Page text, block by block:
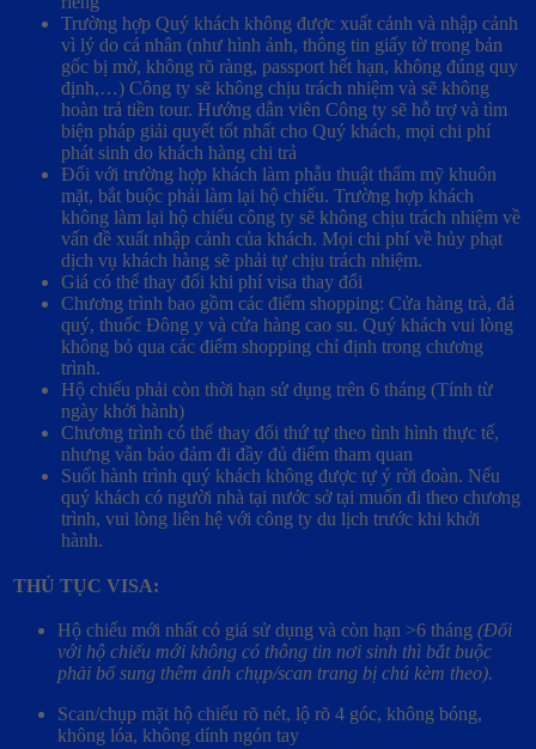
Trường hợp Quý khách không được xuất cảnh và nhập cảnh
vì lý do cá nhân (như hình ảnh, thông tin giấy tờ trong bản
gốc bị mờ, không rõ ràng, passport hết hạn, không đúng quy
định,…) Công ty sẽ không chịu trách nhiệm và sẽ không
hoàn trả tiền tour. Hướng dẫn viên Công ty sẽ hỗ trợ và tìm
biện pháp giải quyết tốt nhất cho Quý khách, mọi chi phí
phát sinh do khách hàng chi trả
Đối với trường hợp khách làm phẫu thuật thẩm mỹ khuôn
mặt, bắt buộc phải làm lại hộ chiếu. Trường hợp khách
không làm lại hộ chiếu công ty sẽ không chịu trách nhiệm về
vấn đề xuất nhập cảnh của khách. Mọi chi phí về hủy phạt
dịch vụ khách hàng sẽ phải tự chịu trách nhiệm.
Giá có thể thay đổi khi phí visa thay đổi
Chương trình bao gồm các điểm shopping: Cửa hàng trà, đá
quý, thuốc Đông y và cửa hàng cao su. Quý khách vui lòng
không bỏ qua các điểm shopping chỉ định trong chương
trình.
Hộ chiếu phải còn thời hạn sử dụng trên 6 tháng (Tính từ
ngày khởi hành)
Chương trình có thể thay đổi thứ tự theo tình hình thực tế,
nhưng vẫn bảo đảm đi đầy đủ điểm tham quan
Suốt hành trình quý khách không được tự ý rời đoàn. Nếu
quý khách có người nhà tại nước sở tại muốn đi theo chương
trình, vui lòng liên hệ với công ty du lịch trước khi khởi
hành.
THỦ TỤC VISA:
Hộ chiếu mới nhất có giá sử dụng và còn hạn >6 tháng (Đối
với hộ chiếu mới không có thông tin nơi sinh thì bắt buộc
phải bổ sung thêm ảnh chụp/scan trang bị chú kèm theo).
Scan/chụp mặt hộ chiếu rõ nét, lộ rõ 4 góc, không bóng,
không lóa, không dính ngón tay